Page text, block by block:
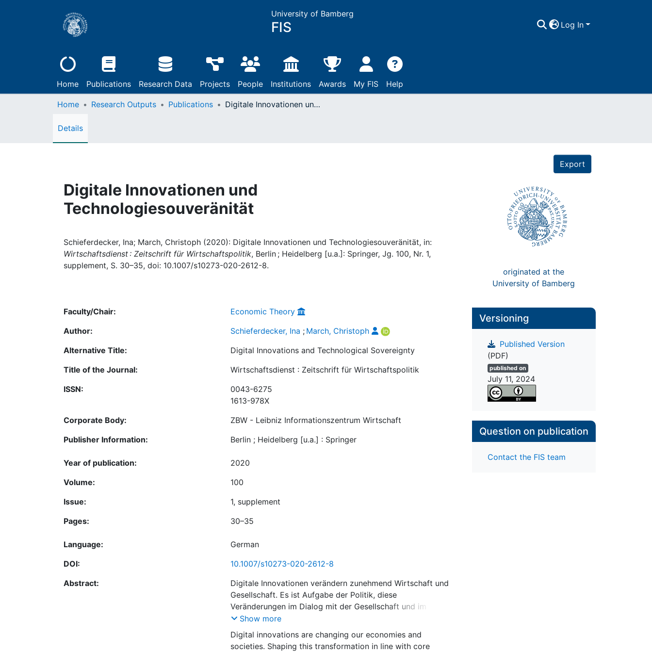
University of Bamberg
FIS Log In
Home Publications Research Data Projects People Institutions Awards My FIS Help
Home Research Outputs Publications Digitale Innovationen und Technologiesouveränität
Details
Export
Digitale Innovationen und
Technologiesouveränität
Schieferdecker, Ina; March, Christoph (2020): Digitale Innovationen und Technologiesouveränität, in:
Wirtschaftsdienst : Zeitschrift für Wirtschaftspolitik, Berlin ; Heidelberg [u.a.]: Springer, Jg. 100, Nr. 1,
supplement, S. 30–35, doi: 10.1007/s10273-020-2612-8.
originated at the
University of Bamberg
Faculty/Chair:
Economic Theory
Author:
Schieferdecker, Ina ; March, Christoph
Alternative Title:
Digital Innovations and Technological Sovereignty
Title of the Journal:
Wirtschaftsdienst : Zeitschrift für Wirtschaftspolitik
ISSN:
0043-6275
1613-978X
Corporate Body:
ZBW - Leibniz Informationszentrum Wirtschaft
Publisher Information:
Berlin ; Heidelberg [u.a.] : Springer
Year of publication:
2020
Volume:
100
Issue:
1, supplement
Pages:
30–35
Language:
German
DOI:
10.1007/s10273-020-2612-8
Abstract:
Digitale Innovationen verändern zunehmend Wirtschaft und
Gesellschaft. Es ist Aufgabe der Politik, diese
Veränderungen im Dialog mit der Gesellschaft und im
Einklang mit unseren Werten zu gestalten.
Technologiesouveränität ist dafür eine wichtige
Voraussetzung. Dabei geht es nicht um die Abschottung
Show more
Digital innovations are changing our economies and
societies. Shaping this transformation in line with core
Versioning
Published Version
(PDF)
published on
July 11, 2024
Question on publication
Contact the FIS team